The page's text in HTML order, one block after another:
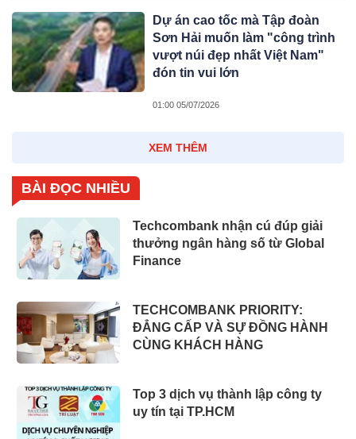
Dự án cao tốc mà Tập đoàn
Sơn Hải muốn làm "công trình
vượt núi đẹp nhất Việt Nam"
đón tin vui lớn
01:00 05/07/2026
XEM THÊM
BÀI ĐỌC NHIỀU
Techcombank nhận cú đúp giải
thưởng ngân hàng số từ Global
Finance
TECHCOMBANK PRIORITY:
ĐẲNG CẤP VÀ SỰ ĐỒNG HÀNH
CÙNG KHÁCH HÀNG
Top 3 dịch vụ thành lập công ty
uy tín tại TP.HCM